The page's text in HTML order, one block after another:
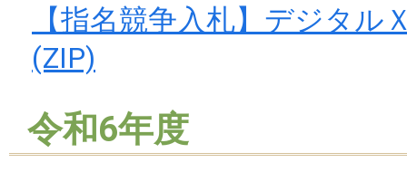
【指名競争入札】デジタル
(ZIP)
令和6年度